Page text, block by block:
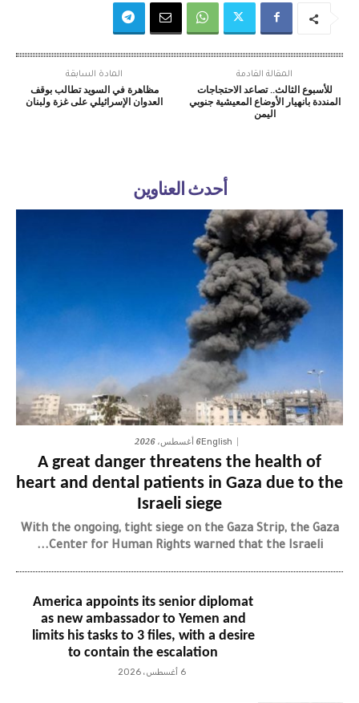
المادة السابقة
مظاهرة في السويد تطالب بوقف
العدوان الإسرائيلي على غزة ولبنان
المقالة القادمة
للأسبوع الثالث.. تصاعد الاحتجاجات
المنددة بانهيار الأوضاع المعيشية جنوبي
اليمن
أحدث العناوين
English6 أغسطس، 2026
A great danger threatens the health of
heart and dental patients in Gaza due to the
Israeli siege
With the ongoing, tight siege on the Gaza Strip, the Gaza
Center for Human Rights warned that the Israeli...
America appoints its senior diplomat
as new ambassador to Yemen and
limits his tasks to 3 files, with a desire
to contain the escalation
6 أغسطس، 2026